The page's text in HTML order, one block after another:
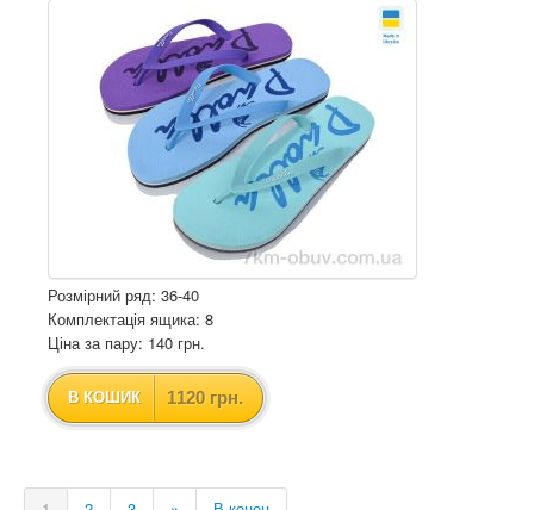
Розмірний ряд: 36-40
Комплектація ящика: 8
Ціна за пару: 140 грн.
В КОШИК 1120 грн.